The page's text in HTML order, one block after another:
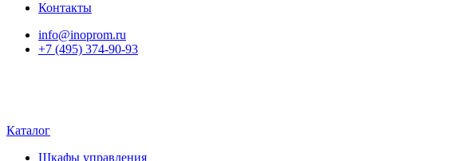
Контакты
info@inoprom.ru
+7 (495) 374-90-93
Каталог
Шкафы управления